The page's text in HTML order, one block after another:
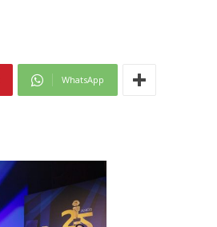
WhatsApp